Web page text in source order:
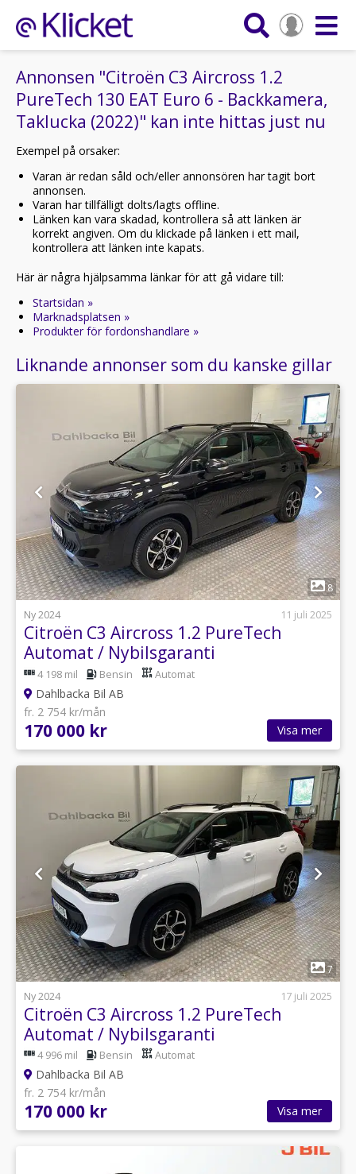
Annonsen "Citroën C3 Aircross 1.2
PureTech 130 EAT Euro 6 - Backkamera,
Taklucka (2022)" kan inte hittas just nu
Exempel på orsaker:
Varan är redan såld och/eller annonsören har tagit bort
annonsen.
Varan har tillfälligt dolts/lagts offline.
Länken kan vara skadad, kontrollera så att länken är
korrekt angiven. Om du klickade på länken i ett mail,
kontrollera att länken inte kapats.
Här är några hjälpsamma länkar för att gå vidare till:
Startsidan »
Marknadsplatsen »
Produkter för fordonshandlare »
Liknande annonser som du kanske gillar
1
8
Ny 2024
11 juli 2025
Citroën C3 Aircross 1.2 PureTech
Automat / Nybilsgaranti
4 198 mil Bensin Automat
Dahlbacka Bil AB
fr. 2 754 kr/mån
170 000 kr Visa mer
1
7
Ny 2024
17 juli 2025
Citroën C3 Aircross 1.2 PureTech
Automat / Nybilsgaranti
4 996 mil Bensin Automat
Dahlbacka Bil AB
fr. 2 754 kr/mån
170 000 kr Visa mer